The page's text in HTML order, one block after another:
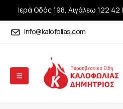
Ιερά Οδός 198, Αιγάλεω 122 42 |
info@kalofolias.com